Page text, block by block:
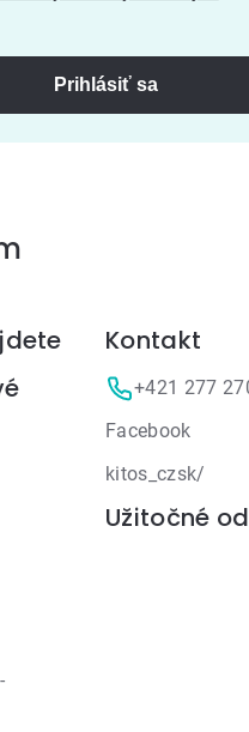
Prihlásiť sa
Kontakt
+421 277
Facebook
kitos_czsk/
Užitočné